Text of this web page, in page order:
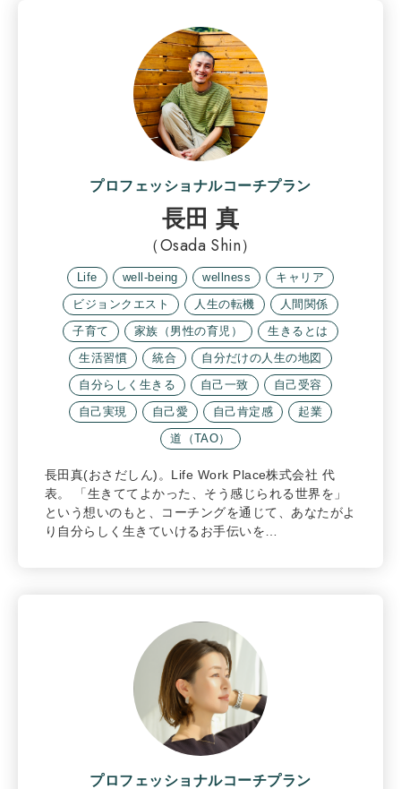
プロフェッショナルコーチプラン
長田 真
（Osada Shin）
Life well-being wellness
キャリア
ビジョンクエスト
人生の転機
人間関係
子育て
家族（男性の育児）
生きるとは
生活習慣
統合
自分だけの人生の地図
自分らしく生きる
自己一致
自己受容
自己実現
自己愛 自己肯定感
起業
道（TAO）
長田真(おさだしん)。Life Work Place株式会社 代
表。 「生きててよかった、そう感じられる世界を」
という想いのもと、コーチングを通じて、あなたがよ
り自分らしく生きていけるお手伝いを…
プロフェッショナルコーチプラン